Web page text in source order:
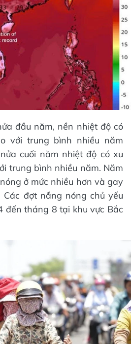
đầu năm, nền nhiệt độ có
với trung bình nhiều năm
cuối năm nhiệt độ có xu
trung bình nhiều năm. Năm
ở mức nhiều hơn và gay
đợt nắng nóng chủ yếu
đến tháng 8 tại khu vực Bắc